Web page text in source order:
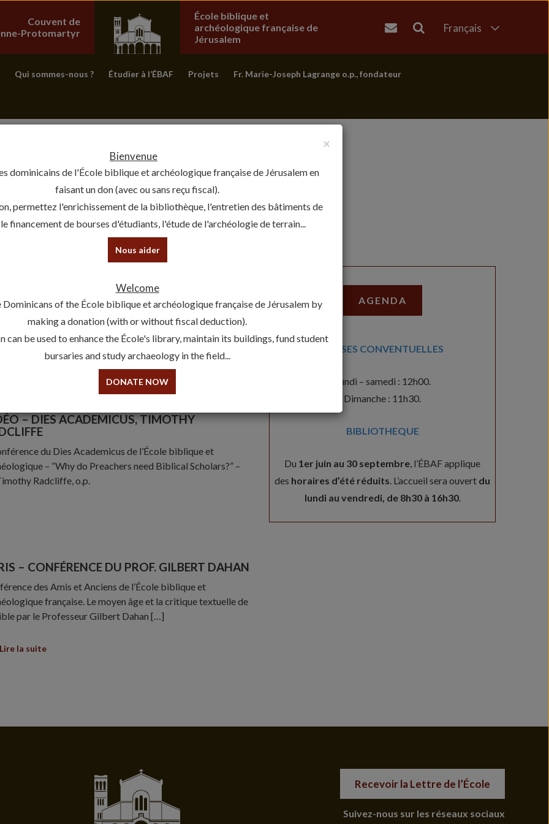
Couvent de
Protomartyr
École biblique et
archéologique française de
Jérusalem
Français
Qui sommes-nous ? Étudier à l’ÉBAF Projets Fr. Marie-Joseph Lagrange o.p., fondateur
CONCRET : LE SAINT-SÉPULCRE
du Jeudi par Stéphane Milovitch, ofm donnée le 15
2017. La vénération des Lieux saints : un exemple
le Saint Sépulcre. Le […]
– DIES ACADEMICUS, TIMOTHY
du Dies Academicus de l’École biblique et
– “Why do Preachers need Biblical Scholars?” –
Radcliffe, o.p.
– CONFÉRENCE DU PROF. GILBERT DAHAN
des Amis et Anciens de l’École biblique et
française. Le moyen âge et la critique textuelle de
par le Professeur Gilbert Dahan […]
Lire la suite
AGENDA
MESSES CONVENTUELLES
Lundi – samedi : 12h00.
Dimanche : 11h30.
BIBLIOTHEQUE
Du 1er juin au 30 septembre, l’ÉBAF applique
des horaires d’été réduits. L’accueil sera ouvert du
lundi au vendredi, de 8h30 à 16h30.
Recevoir la Lettre de l’École
Suivez-nous sur les réseaux sociaux
×
Bienvenue
dominicains de l'École biblique et archéologique française de Jérusalem en
faisant un don (avec ou sans reçu fiscal).
permettez l'enrichissement de la bibliothèque, l'entretien des bâtiments de
financement de bourses d'étudiants, l'étude de l'archéologie de terrain...
Nous aider
Welcome
Dominicans of the École biblique et archéologique française de Jérusalem by
making a donation (with or without fiscal deduction).
can be used to enhance the École's library, maintain its buildings, fund student
bursaries and study archaeology in the field...
DONATE NOW